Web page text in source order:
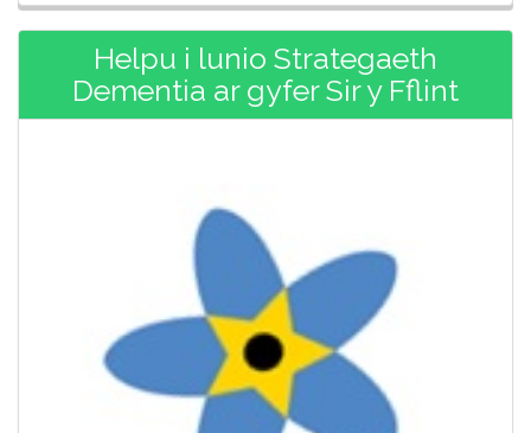
Helpu i lunio Strategaeth
Dementia ar gyfer Sir y Fflint